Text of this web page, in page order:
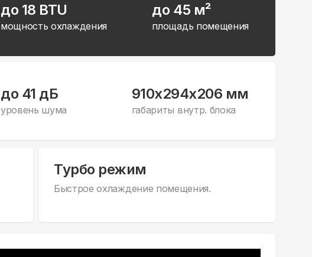
до 18 BTU
мощность охлаждения
до 45 м²
площадь помещения
до 41 дБ
уровень шума
910x294x206 мм
габариты внутр. блока
Турбо режим
Быстрое охлаждение помещения.